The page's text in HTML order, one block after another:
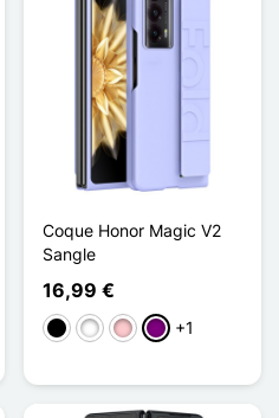
Coque Honor Magic V2
Sangle
16,99 €
Schwarz
WeißPinkViolett
+1